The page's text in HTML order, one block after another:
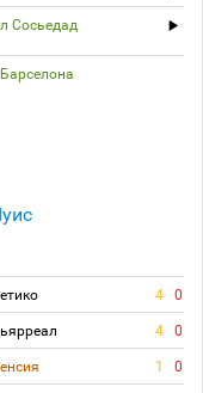
Сосьедад
Барселона
4 0
4 0
1 0